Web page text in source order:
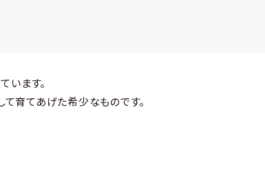
います。
育てあげた希少なものです。